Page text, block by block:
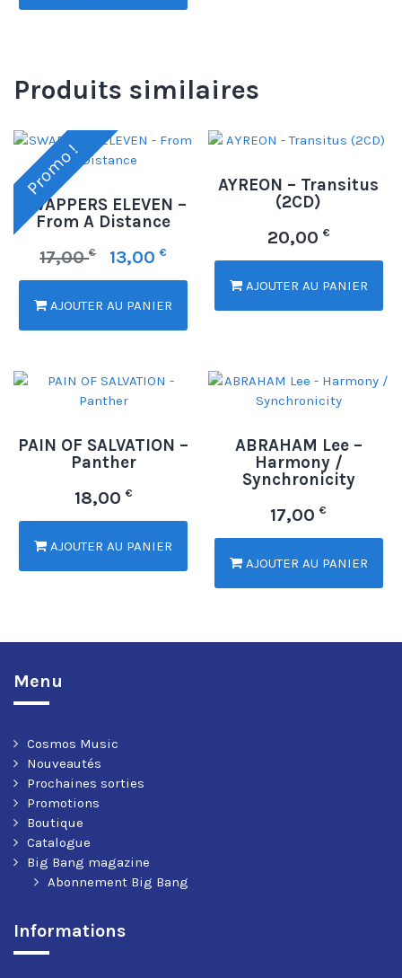
Produits similaires
Promo !
SWAPPERS ELEVEN –
From A Distance
17,00€ 13,00€
AJOUTER AU PANIER
AYREON – Transitus
(2CD)
20,00 €
AJOUTER AU PANIER
PAIN OF SALVATION –
Panther
18,00 €
AJOUTER AU PANIER
ABRAHAM Lee –
Harmony /
Synchronicity
17,00€
AJOUTER AU PANIER
Menu
Cosmos Music
Nouveautés
Prochaines sorties
Promotions
Boutique
Catalogue
Big Bang magazine
Abonnement Big Bang
Informations